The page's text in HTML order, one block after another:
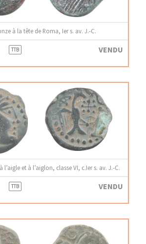
à la tête de Roma, Ier s. av. J.-C.
TTB VENDU
l’aigle et à l’aiglon, classe VI, c.Ier s. av. J.-C.
TTB VENDU